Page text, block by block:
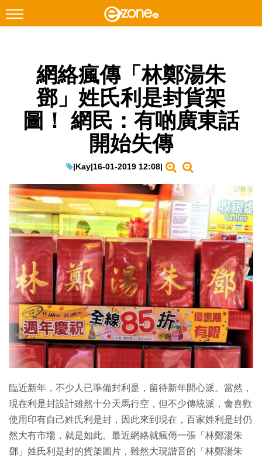
Facebook Instagram
科技焦點
網絡生活
EduTech
IT Times
生成式AI與雲端應用
Enterprise Digital Transformation
特集
網絡瘋傳「林鄭湯朱
鄧」姓氏利是封貨架
圖！ 網民：有啲廣東話
開始失傳
|Kay|16-01-2019 12:08|
臨近新年，不少人已準備封利是，留待新年開心派。當然，
現在利是封設計雖然十分天馬行空，但不少傳統派，會喜歡
使用印有自己姓氏利是封，因此來到現在，百家姓利是封仍
然大有市場，就是如此。最近網絡就瘋傳一張「林鄭湯朱
鄧」姓氏利是封的貨架圖片，雖然大現諧音的「林鄭湯朱